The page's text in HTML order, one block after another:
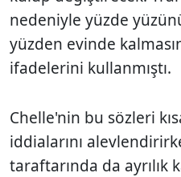
nedeniyle yüzde
yüzden evinde
ifadelerini kullanmıştı.
Chelle'nin bu sözleri
iddialarını
taraftarında da ayrılık